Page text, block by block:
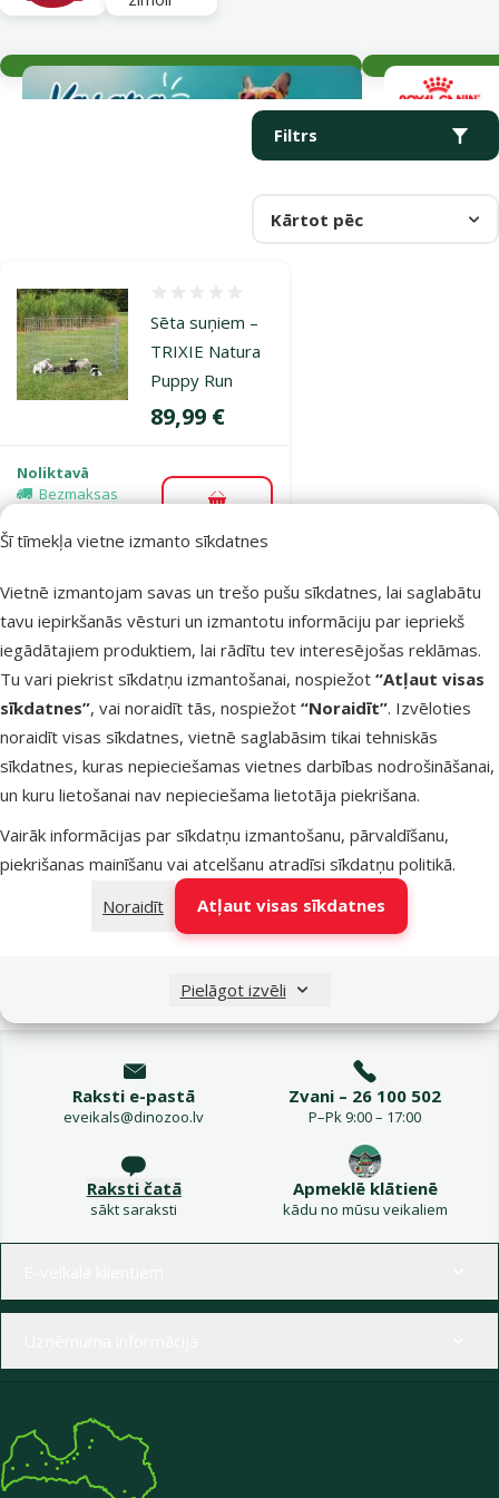
Šī tīmekļa vietne izmanto sīkdatnes
Vietnē izmantojam savas un trešo pušu sīkdatnes, lai saglabātu
tavu iepirkšanās vēsturi un izmantotu informāciju par iepriekš
iegādātajiem produktiem, lai rādītu tev interesējošas reklāmas.
Tu vari piekrist sīkdatņu izmantošanai, nospiežot “Atļaut visas
sīkdatnes”, vai noraidīt tās, nospiežot “Noraidīt”. Izvēloties
noraidīt visas sīkdatnes, vietnē saglabāsim tikai tehniskās
sīkdatnes, kuras nepieciešamas vietnes darbības nodrošināšanai,
un kuru lietošanai nav nepieciešama lietotāja piekrišana.
Vairāk informācijas par sīkdatņu izmantošanu, pārvaldīšanu,
piekrišanas mainīšanu vai atcelšanu atradīsi sīkdatņu politikā.
Noraidīt
Atļaut visas sīkdatnes
Pielāgot izvēli
Filtrs
Kārtot pēc
Sēta suņiem –
TRIXIE Natura
Puppy Run
Cena
89,99 €
Noliktavā
Bezmaksas
Pievienot grozam
Voljērs
dzīvniekiem –
Trixie, Puppy
run, polyester,
turquoise/light
grey, ø 150 ×
65 cm
Atsauksmes 0%
Cena
59,99 €
Bezmaksas
Pievienot grozam
Raksti e-pastā
eveikals@dinozoo.lv
Zvani – 26 100 502
P–Pk 9:00 – 17:00
Raksti čatā
sākt saraksti
Apmeklē klātienē
kādu no mūsu veikaliem